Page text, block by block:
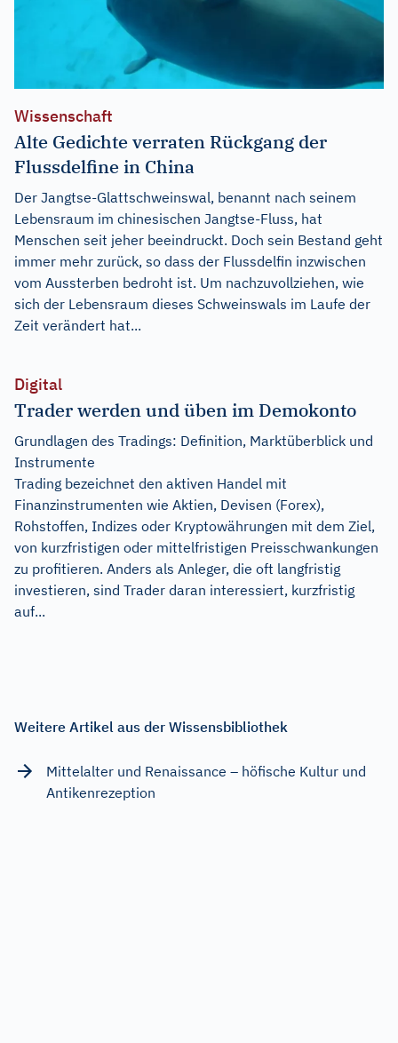
Wissenschaft
Alte Gedichte verraten Rückgang der
Flussdelfine in China
Der Jangtse-Glattschweinswal, benannt nach seinem
Lebensraum im chinesischen Jangtse-Fluss, hat
Menschen seit jeher beeindruckt. Doch sein Bestand geht
immer mehr zurück, so dass der Flussdelfin inzwischen
vom Aussterben bedroht ist. Um nachzuvollziehen, wie
sich der Lebensraum dieses Schweinswals im Laufe der
Zeit verändert hat...
Digital
Trader werden und üben im Demokonto
Grundlagen des Tradings: Definition, Marktüberblick und
Instrumente
Trading bezeichnet den aktiven Handel mit
Finanzinstrumenten wie Aktien, Devisen (Forex),
Rohstoffen, Indizes oder Kryptowährungen mit dem Ziel,
von kurzfristigen oder mittelfristigen Preisschwankungen
zu profitieren. Anders als Anleger, die oft langfristig
investieren, sind Trader daran interessiert, kurzfristig
auf...
Weitere Artikel aus der Wissensbibliothek
Mittelalter und Renaissance – höfische Kultur und
Antikenrezeption